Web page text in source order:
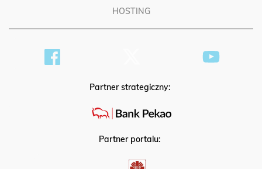
HOSTING
Partner strategiczny:
Partner portalu: